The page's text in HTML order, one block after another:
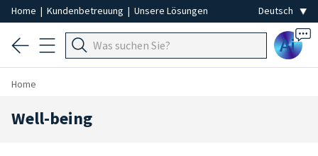
Home | Kundenbetreuung | Unsere Lösungen
Ai
Home
Well-being